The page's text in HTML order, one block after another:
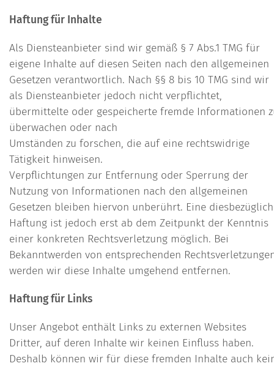
Haftung für Inhalte
Als Diensteanbieter sind wir gemäß § 7 Abs.1 TMG für
eigene Inhalte auf diesen Seiten nach den allgemeinen
Gesetzen verantwortlich. Nach §§ 8 bis 10 TMG sind wir
als Diensteanbieter jedoch nicht verpflichtet,
übermittelte oder gespeicherte fremde Informationen
überwachen oder nach
Umständen zu forschen, die auf eine rechtswidrige
Tätigkeit hinweisen.
Verpflichtungen zur Entfernung oder Sperrung der
Nutzung von Informationen nach den allgemeinen
Gesetzen bleiben hiervon unberührt. Eine
Haftung ist jedoch erst ab dem Zeitpunkt der Kenntnis
einer konkreten Rechtsverletzung möglich. Bei
Bekanntwerden von entsprechenden
werden wir diese Inhalte umgehend entfernen.
Haftung für Links
Unser Angebot enthält Links zu externen Websites
Dritter, auf deren Inhalte wir keinen Einfluss haben.
Deshalb können wir für diese fremden Inhalte auch